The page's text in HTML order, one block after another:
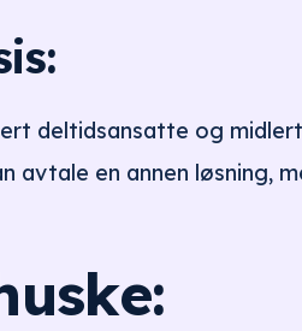
deltidsansatte og
avtale en annen løsning,